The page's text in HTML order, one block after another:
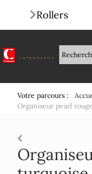
Votre parcours :
Organiseur pearl
Rollers